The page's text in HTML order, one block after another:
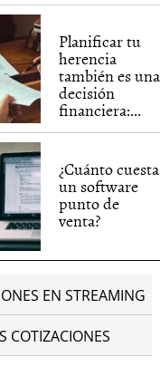
Planificar tu
herencia
también es una
decisión
financiera:...
¿Cuánto cuesta
un software
punto de
venta?
EN STREAMING
COTIZACIONES